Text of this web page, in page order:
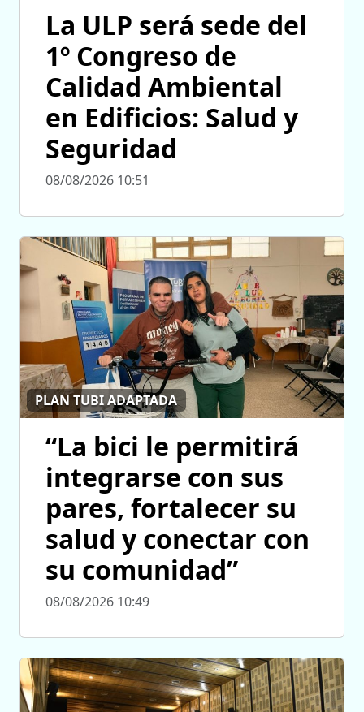
La ULP será sede del
1º Congreso de
Calidad Ambiental
en Edificios: Salud y
Seguridad
08/08/2026 10:51
PLAN TUBI ADAPTADA
“La bici le permitirá
integrarse con sus
pares, fortalecer su
salud y conectar con
su comunidad”
08/08/2026 10:49